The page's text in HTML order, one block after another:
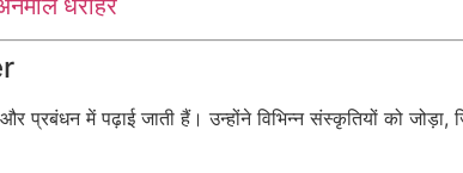
धरोहर
प्रबंधन में पढ़ाई जाती हैं। उन्होंने विभिन्न संस्कृतियों को